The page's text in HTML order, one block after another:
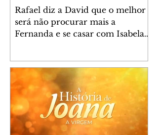
Rafael diz a David que o melhor
será não procurar mais a
Fernanda e se casar com Isabela.
amante. Diante do túmulo de
Santiago, Fernanda diz que quer
justiça para ele mas, ao mesmo
tempo, se apaixonou por Rafael.
Martina critica David por ainda
não conhecer Clara e Sandra.